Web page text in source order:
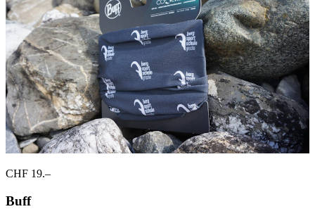
CHF 19.–
Buff